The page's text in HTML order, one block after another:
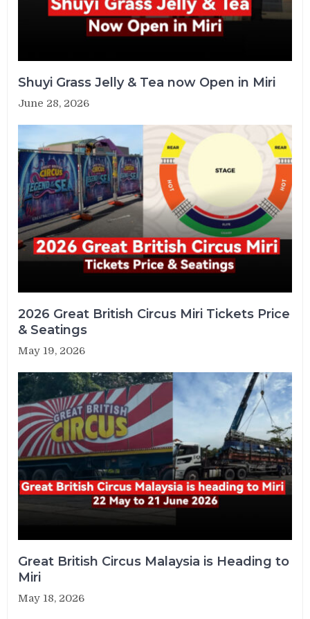
Shuyi Grass Jelly & Tea now Open in Miri
June 28, 2026
2026 Great British Circus Miri Tickets Price
& Seatings
May 19, 2026
Great British Circus Malaysia is Heading to
Miri
May 18, 2026